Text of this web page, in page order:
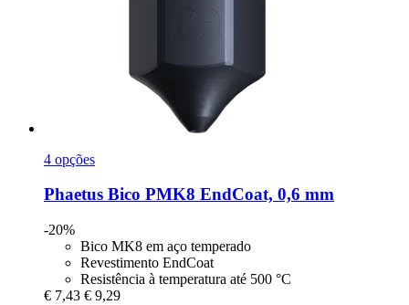
4 opções
Phaetus Bico PMK8 EndCoat, 0,6 mm
-20%
Bico MK8 em aço temperado
Revestimento EndCoat
Resistência à temperatura até 500 °C
€ 7,43 € 9,29